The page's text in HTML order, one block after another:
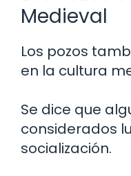
Medieval
Los pozos
en la cultura
Se dice que
considerados
socialización.